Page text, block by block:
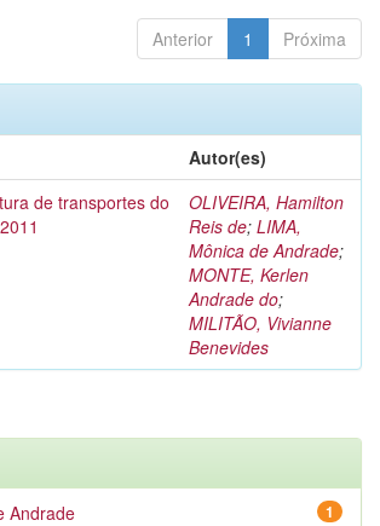
Anterior 1 Próxima
Autor(es)
de transportes do
OLIVEIRA, Hamilton
Reis de; LIMA,
Mônica de Andrade;
MONTE, Kerlen
Andrade do;
MILITÃO, Vivianne
Benevides
1
Andrade